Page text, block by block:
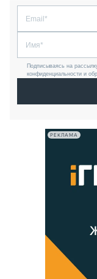
Подписываясь на
конфиденциальности и
РЕКЛАМА